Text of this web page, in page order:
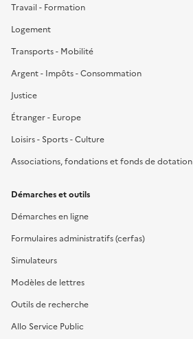
Travail - Formation
Logement
Transports - Mobilité
Argent - Impôts - Consommation
Justice
Étranger - Europe
Loisirs - Sports - Culture
Associations, fondations et fonds de dotation
Démarches et outils
Démarches en ligne
Formulaires administratifs (cerfas)
Simulateurs
Modèles de lettres
Outils de recherche
Allo Service Public